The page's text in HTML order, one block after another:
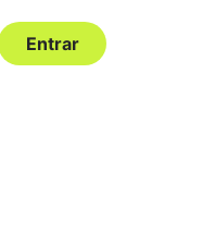
Entrar